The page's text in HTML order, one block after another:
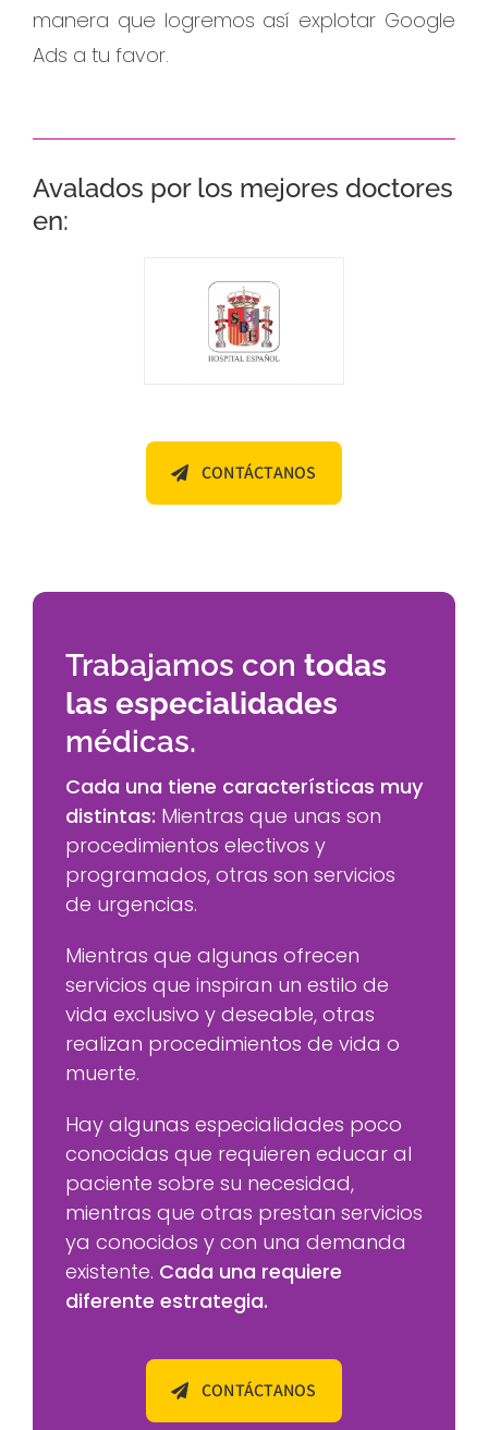
manera que logremos así explotar Google
Ads a tu favor.
Avalados por los mejores doctores
en:
CONTÁCTANOS
Trabajamos con todas
las especialidades
médicas.
Cada una tiene características muy
distintas: Mientras que unas son
procedimientos electivos y
programados, otras son servicios
de urgencias.
Mientras que algunas ofrecen
servicios que inspiran un estilo de
vida exclusivo y deseable, otras
realizan procedimientos de vida o
muerte.
Hay algunas especialidades poco
conocidas que requieren educar al
paciente sobre su necesidad,
mientras que otras prestan servicios
ya conocidos y con una demanda
existente. Cada una requiere
diferente estrategia.
CONTÁCTANOS